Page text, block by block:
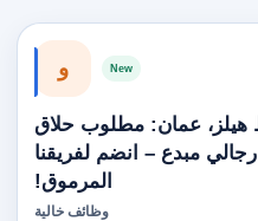
و New
عمان: مطلوب حلاق
مبدع – انضم لفريقنا
المرموق!
وظائف خالية